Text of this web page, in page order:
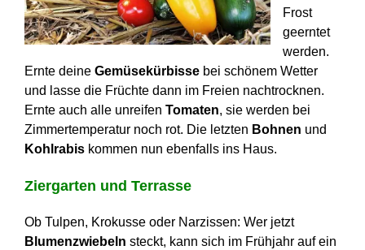
Frost
geerntet
werden.
Ernte deine Gemüsekürbisse bei schönem Wetter
und lasse die Früchte dann im Freien nachtrocknen.
Ernte auch alle unreifen Tomaten, sie werden bei
Zimmertemperatur noch rot. Die letzten Bohnen und
Kohlrabis kommen nun ebenfalls ins Haus.
Ziergarten und Terrasse
Ob Tulpen, Krokusse oder Narzissen: Wer jetzt
Blumenzwiebeln steckt, kann sich im Frühjahr auf ein